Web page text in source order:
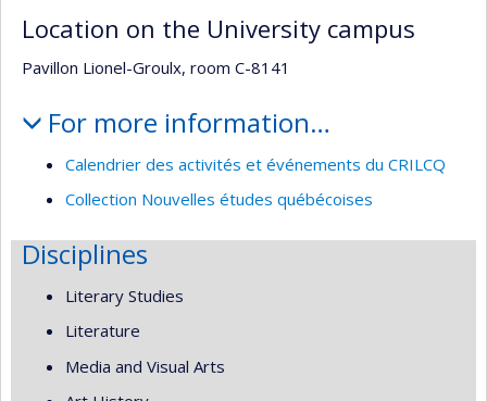
Location on the University campus
Pavillon Lionel-Groulx, room C-8141
For more information…
Calendrier des activités et événements du CRILCQ
Collection Nouvelles études québécoises
Disciplines
Literary Studies
Literature
Media and Visual Arts